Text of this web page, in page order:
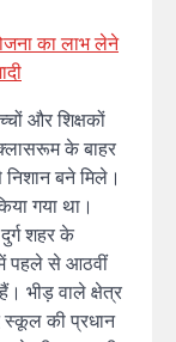
का लाभ लेने
और शिक्षकों
के बाहर
बने मिले।
गया था।
शहर के
पहले से आठवीं
भीड़ वाले क्षेत्र
की प्रधान